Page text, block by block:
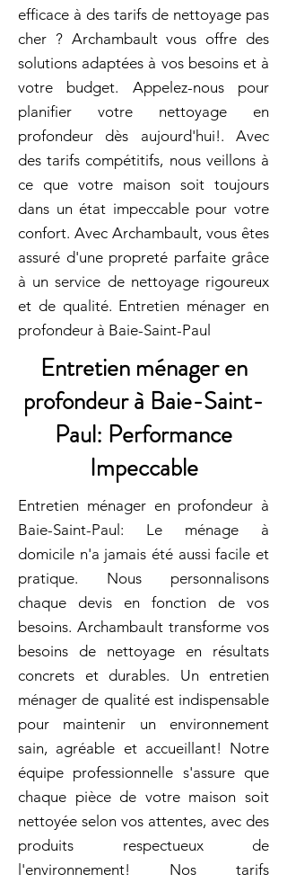
efficace à des tarifs de nettoyage pas
cher ? Archambault vous offre des
solutions adaptées à vos besoins et à
votre budget. Appelez-nous pour
planifier votre nettoyage en
profondeur dès aujourd'hui!. Avec
des tarifs compétitifs, nous veillons à
ce que votre maison soit toujours
dans un état impeccable pour votre
confort. Avec Archambault, vous êtes
assuré d'une propreté parfaite grâce
à un service de nettoyage rigoureux
et de qualité. Entretien ménager en
profondeur à Baie-Saint-Paul
Entretien ménager en
profondeur à Baie-Saint-
Paul: Performance
Impeccable
Entretien ménager en profondeur à
Baie-Saint-Paul: Le ménage à
domicile n'a jamais été aussi facile et
pratique. Nous personnalisons
chaque devis en fonction de vos
besoins. Archambault transforme vos
besoins de nettoyage en résultats
concrets et durables. Un entretien
ménager de qualité est indispensable
pour maintenir un environnement
sain, agréable et accueillant! Notre
équipe professionnelle s'assure que
chaque pièce de votre maison soit
nettoyée selon vos attentes, avec des
produits respectueux de
l'environnement! Nos tarifs